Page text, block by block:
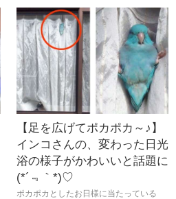
【足を広げてポカポカ～♪】
インコさんの、変わった日光
浴の様子がかわいいと話題に
(*´﹃｀*)♡
ポカポカとしたお日様に当たっている